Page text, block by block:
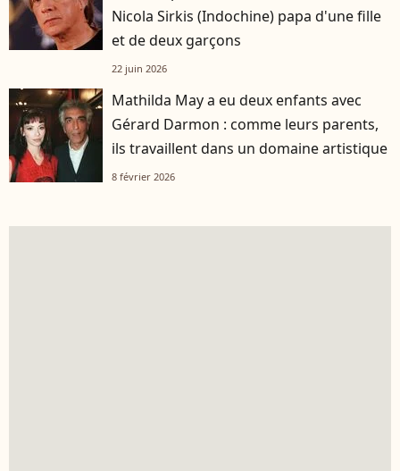
Nicola Sirkis (Indochine) papa d'une fille
et de deux garçons
22 juin 2026
Mathilda May a eu deux enfants avec
Gérard Darmon : comme leurs parents,
ils travaillent dans un domaine artistique
8 février 2026